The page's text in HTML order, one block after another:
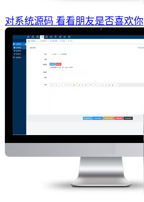
对系统源码 看看朋友是否喜欢你